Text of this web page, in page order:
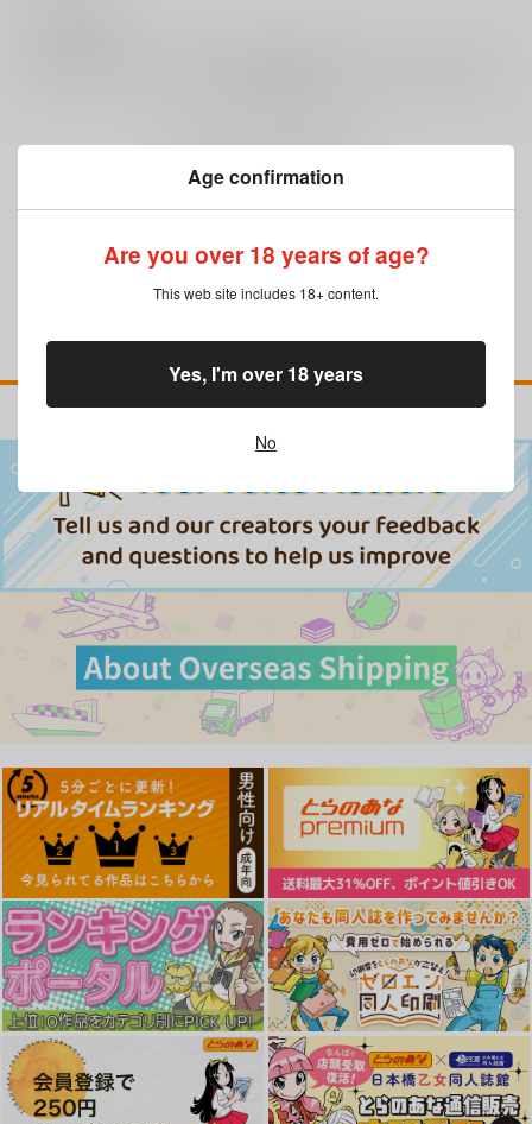
Age confirmation
Are you over 18 years of age?
This web site includes 18+ content.
No
Yes, I'm over 18 years